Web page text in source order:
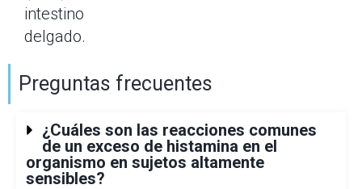
intestino
delgado.
Preguntas frecuentes
¿Cuáles son las reacciones comunes
de un exceso de histamina en el
organismo en sujetos altamente
sensibles?